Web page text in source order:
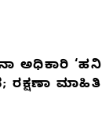
ಅಧಿಕಾರಿ ‘ಹನಿ
ರಕ್ಷಣಾ ಮಾಹಿತಿ